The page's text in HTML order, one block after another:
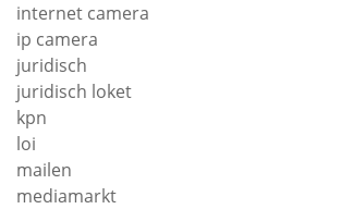
internet camera
ip camera
juridisch
juridisch loket
kpn
loi
mailen
mediamarkt